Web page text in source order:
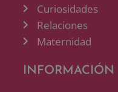
Curiosidades
Relaciones
Maternidad
INFORMACIÓN